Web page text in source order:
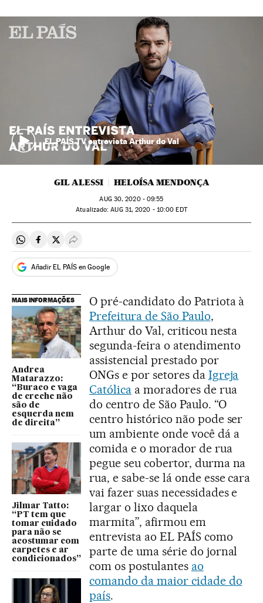
EL PAÍS TV entrevista Arthur do Val
GIL ALESSI HELOÍSA MENDONÇA
AUG30, 2020 - 09:55
atualizado: AUG31, 2020 - 10:00 EDT
Compartir en Whatsapp
Compartir en Facebook
Compartir en Twitter
Desplegar Redes Sociales
Añadir EL PAÍS en Google
MAIS INFORMAÇÕES
Andrea
Matarazzo:
“Buraco e vaga
de creche não
são de
esquerda nem
de direita”
Jilmar Tatto:
“PT tem que
tomar cuidado
para não se
acostumar com
carpetes e ar
condicionados”
O pré-candidato do Patriota à
Prefeitura de São Paulo,
Arthur do Val, criticou nesta
segunda-feira o atendimento
assistencial prestado por
ONGs e por setores da Igreja
Católicaa moradores de rua
do centro de São Paulo. “O
centro histórico não pode ser
um ambiente onde você dá a
comida e o morador de rua
pegue seu cobertor, durma na
rua, e sabe-se lá onde esse cara
vai fazer suas necessidades e
largar o lixo daquela
marmita”, afirmou em
entrevista ao EL PAÍS como
parte de uma série do jornal
com os postulantes ao
comando da maior cidade do
país.